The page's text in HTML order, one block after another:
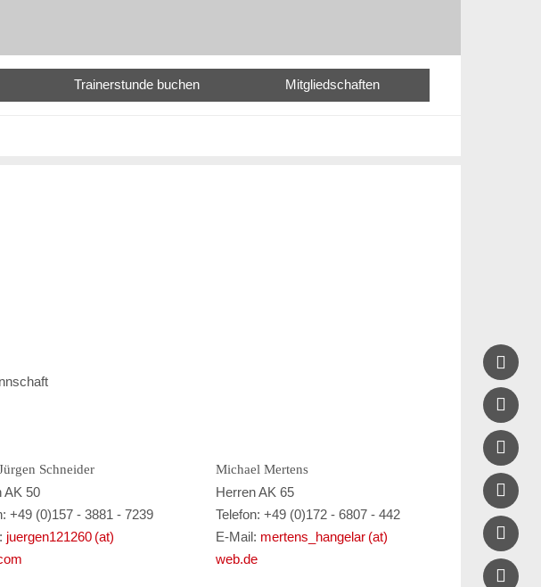
Trainerstunde buchen Mitgliedschaften
Schneider
AK 50
+49 (0)157 - 3881 - 7239
juergen121260 (at)
Michael Mertens
Herren AK 65
Telefon: +49 (0)172 - 6807 - 442
E-Mail: mertens_hangelar (at)
web.de




